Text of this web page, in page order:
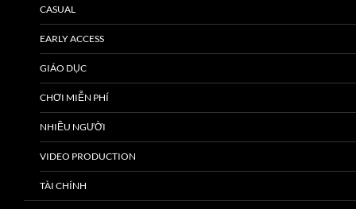
CASUAL
EARLY ACCESS
GIÁO DỤC
CHƠI MIỄN PHÍ
NHIỀU NGƯỜI
VIDEO PRODUCTION
TÀI CHÍNH